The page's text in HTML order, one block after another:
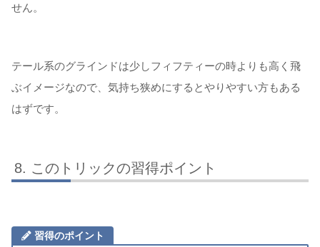
せん。
テール系のグラインドは少しフィフティーの時よりも高く飛
ぶイメージなので、気持ち狭めにするとやりやすい方もある
はずです。
このトリックの習得ポイント
習得のポイント